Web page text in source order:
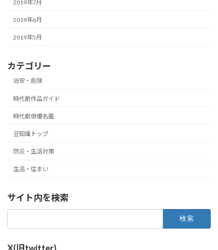
2019年7月
2019年6月
2019年5月
カテゴリー
治安・危険
時代劇作品ガイド
時代劇俳優名鑑
豆知識トップ
防災・生活対策
生活・住まい
サイト内を検索